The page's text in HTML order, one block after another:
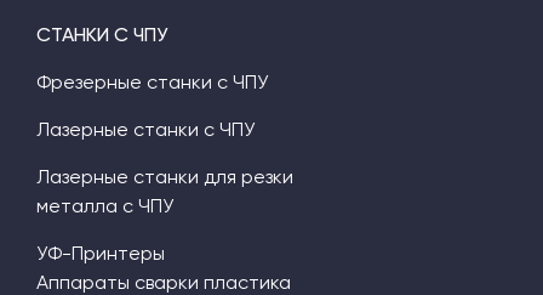
СТАНКИ С ЧПУ
Фрезерные станки с ЧПУ
Лазерные станки с ЧПУ
Лазерные станки для резки
металла с ЧПУ
УФ-Принтеры
Аппараты сварки пластика